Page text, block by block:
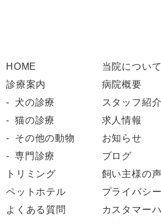
HOME
診療案内
犬の診療
猫の診療
その他の動物
専門診療
トリミング
ペットホテル
よくある質問
当院について
病院概要
スタッフ紹介
求人情報
お知らせ
ブログ
飼い主様の声
プライバシ
カスタマー